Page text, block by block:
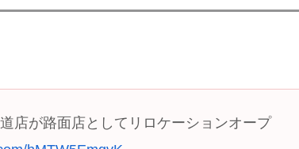
店が路面店としてリロケーションオープ